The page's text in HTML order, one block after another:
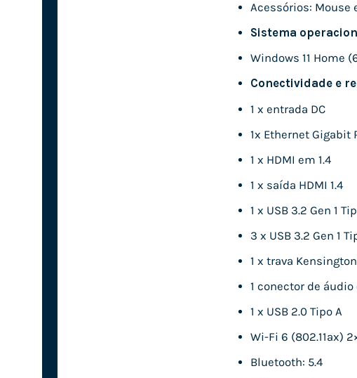
Acessórios:
Sistema
Windows 11 Home
Conectividade e
1 x entrada DC
1x Ethernet Gigabit
1 x HDMI em 1.4
1 x saída HDMI 1.4
1 x USB 3.2 Gen 1
3 x USB 3.2 Gen 1
1 x trava Kensington
1 conector de
1 x USB 2.0 Tipo A
Wi-Fi 6 (802.11ax)
Bluetooth: 5.4